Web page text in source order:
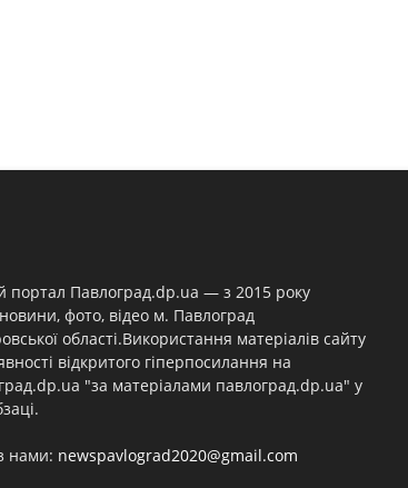
портал Павлоград.dp.ua — з 2015 року
фото, відео м. Павлоград
області.Використання матеріалів сайту
відкритого гіперпосилання на
"за матеріалами павлоград.dp.ua" у
нами: newspavlograd2020@gmail.com